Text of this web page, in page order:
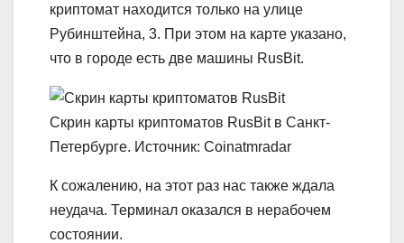
криптомат находится только на улице
Рубинштейна, 3. При этом на карте указано,
что в городе есть две машины RusBit.
Скрин карты криптоматов RusBit в Санкт-
Петербурге. Источник: Coinatmradar
К сожалению, на этот раз нас также ждала
неудача. Терминал оказался в нерабочем
состоянии.